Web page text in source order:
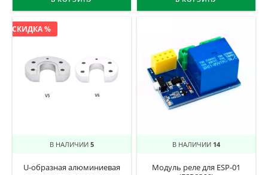
СКИДКА %
В НАЛИЧИИ 5
U-образная алюминиевая
В НАЛИЧИИ 14
Модуль реле для ESP-01